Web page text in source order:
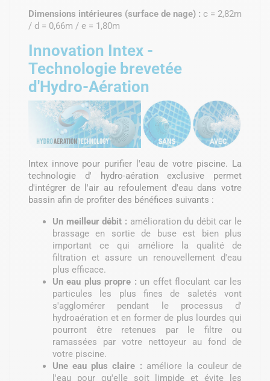
Dimensions intérieures (surface de nage) : c = 2,82m
/ d = 0,66m / e = 1,80m
Innovation Intex -
Technologie brevetée
d'Hydro-Aération
Intex innove pour purifier l'eau de votre piscine. La
technologie d' hydro-aération exclusive permet
d'intégrer de l'air au refoulement d'eau dans votre
bassin afin de profiter des bénéfices suivants :
Un meilleur débit : amélioration du débit car le
brassage en sortie de buse est bien plus
important ce qui améliore la qualité de
filtration et assure un renouvellement d'eau
plus efficace.
Un eau plus propre : un effet floculant car les
particules les plus fines de saletés vont
s'agglomérer pendant le processus d'
hydroaération et en former de plus lourdes qui
pourront être retenues par le filtre ou
ramassées par votre nettoyeur au fond de
votre piscine.
Une eau plus claire : améliore la couleur de
l'eau pour qu'elle soit limpide et évite les